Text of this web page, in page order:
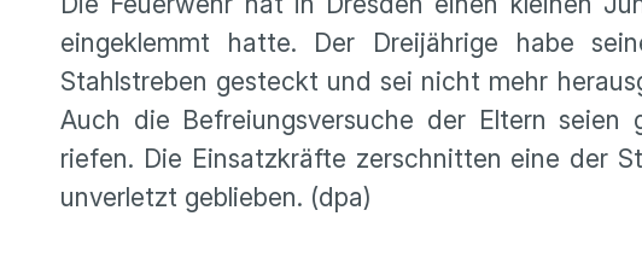
eingeklemmt hatte. Der Dreijährige habe
Stahlstreben gesteckt und sei nicht mehr
Auch die Befreiungsversuche der Eltern
riefen. Die Einsatzkräfte zerschnitten eine der
unverletzt geblieben. (dpa)